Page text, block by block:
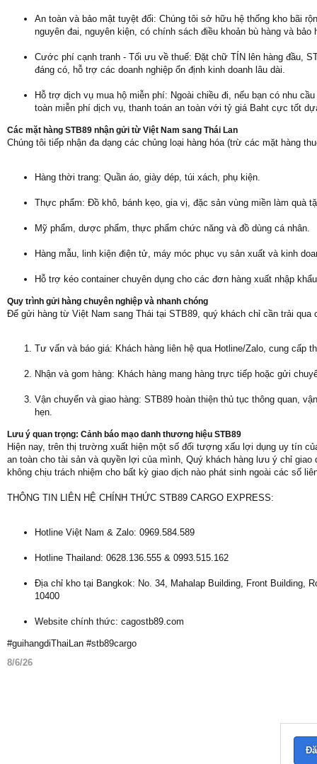
An toàn và bảo mật tuyệt đối: Chúng tôi sở hữu hệ thống kho bãi
nguyên đai, nguyên kiện, có chính sách điều khoản bù hàng và
Cước phí cạnh tranh - Tối ưu về thuế: Đặt chữ TÍN lên hàng đầu,
đáng có, hỗ trợ các doanh nghiệp ổn định kinh doanh lâu dài.
Hỗ trợ dịch vụ mua hộ miễn phí: Ngoài chiều đi, nếu bạn có nhu
toàn miễn phí dịch vụ, thanh toán an toàn với tỷ giá Baht cực tốt
Các mặt hàng STB89 nhận gửi từ Việt Nam sang Thái Lan
Chúng tôi tiếp nhận đa dạng các chủng loại hàng hóa (trừ các mặt hàng
Hàng thời trang: Quần áo, giày dép, túi xách, phụ kiện.
Thực phẩm: Đồ khô, bánh kẹo, gia vị, đặc sản vùng miền làm quà
Mỹ phẩm, dược phẩm, thực phẩm chức năng và đồ dùng cá nhân.
Hàng mẫu, linh kiện điện tử, máy móc phục vụ sản xuất và kinh
Hỗ trợ kéo container chuyên dụng cho các đơn hàng xuất nhập
Quy trình gửi hàng chuyên nghiệp và nhanh chóng
Để gửi hàng từ Việt Nam sang Thái tại STB89, quý khách chỉ cần trải
Tư vấn và báo giá: Khách hàng liên hệ qua Hotline/Zalo, cung cấp
Nhận và gom hàng: Khách hàng mang hàng trực tiếp hoặc gửi
Vận chuyển và giao hàng: STB89 hoàn thiện thủ tục thông quan,
hẹn.
Lưu ý quan trọng: Cảnh báo mạo danh thương hiệu STB89
Hiện nay, trên thị trường xuất hiện một số đối tượng xấu lợi dụng uy tín
an toàn cho tài sản và quyền lợi của mình, Quý khách hàng lưu ý chỉ
không chịu trách nhiệm cho bất kỳ giao dịch nào phát sinh ngoài các số
THÔNG TIN LIÊN HỆ CHÍNH THỨC STB89 CARGO EXPRESS:
Hotline Việt Nam & Zalo: 0969.584.589
Hotline Thailand: 0628.136.555 & 0993.515.162
Địa chỉ kho tại Bangkok: No. 34, Mahalap Building, Front Building,
10400
Website chính thức: cagostb89.com
#guihangdiThaiLan #stb89cargo
8/6/26